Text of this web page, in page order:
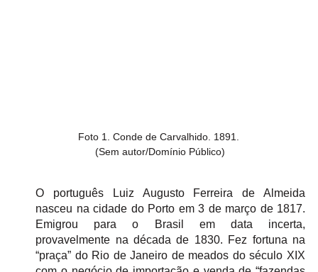
Foto 1. Conde de Carvalhido. 1891.
(Sem autor/Domínio Público)
O português Luiz Augusto Ferreira de Almeida
nasceu na cidade do Porto em 3 de março de 1817.
Emigrou para o Brasil em data incerta,
provavelmente na década de 1830. Fez fortuna na
“praça” do Rio de Janeiro de meados do século XIX